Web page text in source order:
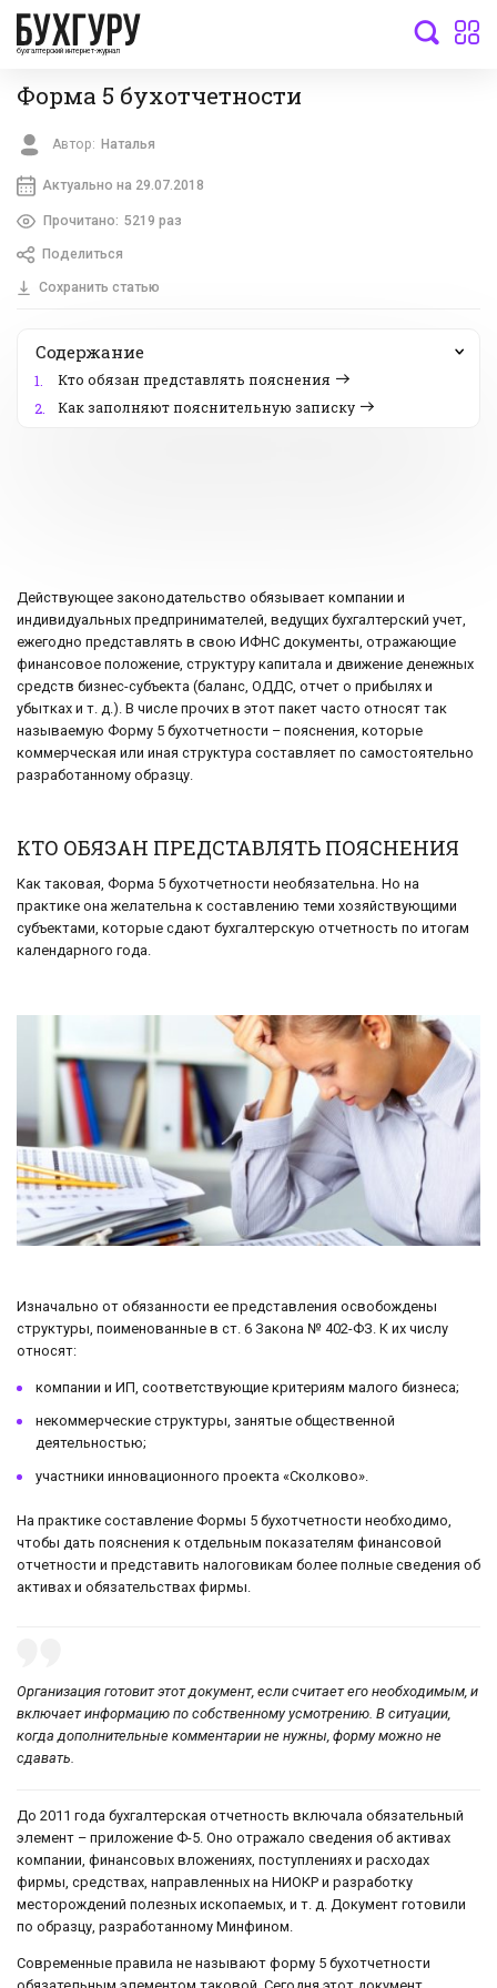
бухгалтерский интернет-журнал
Форма 5 бухотчетности
Автор: Наталья
Актуально на 29.07.2018
Прочитано: 5219 раз
Поделиться
Сохранить статью
Содержание
1.
Кто обязан представлять пояснения
2.
Как заполняют пояснительную записку
Действующее законодательство обязывает компании и
индивидуальных предпринимателей, ведущих бухгалтерский учет,
ежегодно представлять в свою ИФНС документы, отражающие
финансовое положение, структуру капитала и движение денежных
средств бизнес-субъекта (баланс, ОДДС, отчет о прибылях и
убытках и т. д.). В числе прочих в этот пакет часто относят так
называемую Форму 5 бухотчетности – пояснения, которые
коммерческая или иная структура составляет по самостоятельно
разработанному образцу.
КТО ОБЯЗАН ПРЕДСТАВЛЯТЬ ПОЯСНЕНИЯ
Как таковая, Форма 5 бухотчетности необязательна. Но на
практике она желательна к составлению теми хозяйствующими
субъектами, которые сдают бухгалтерскую отчетность по итогам
календарного года.
Изначально от обязанности ее представления освобождены
структуры, поименованные в ст. 6 Закона № 402-ФЗ. К их числу
относят:
компании и ИП, соответствующие критериям малого бизнеса;
некоммерческие структуры, занятые общественной
деятельностью;
участники инновационного проекта «Сколково».
На практике составление Формы 5 бухотчетности необходимо,
чтобы дать пояснения к отдельным показателям финансовой
отчетности и представить налоговикам более полные сведения об
активах и обязательствах фирмы.
Организация готовит этот документ, если считает его необходимым, и
включает информацию по собственному усмотрению. В ситуации,
когда дополнительные комментарии не нужны, форму можно не
сдавать.
До 2011 года бухгалтерская отчетность включала обязательный
элемент – приложение Ф-5. Оно отражало сведения об активах
компании, финансовых вложениях, поступлениях и расходах
фирмы, средствах, направленных на НИОКР и разработку
месторождений полезных ископаемых, и т. д. Документ готовили
по образцу, разработанному Минфином.
Современные правила не называют форму 5 бухотчетности